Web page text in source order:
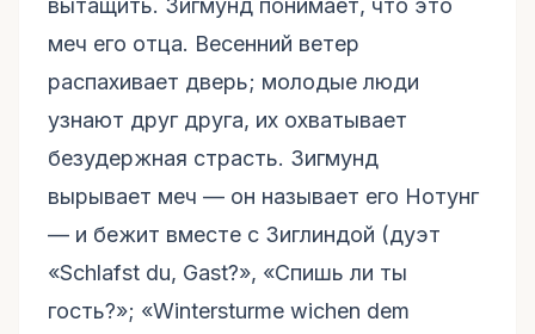
меч его отца. Весенний ветер
распахивает дверь; молодые люди
узнают друг друга, их охватывает
безудержная страсть. Зигмунд
вырывает меч — он называет его Нотунг
— и бежит вместе с Зиглиндой (дуэт
«Schlafst du, Gast?», «Спишь ли ты
гость?»; «Wintersturme wichen dem